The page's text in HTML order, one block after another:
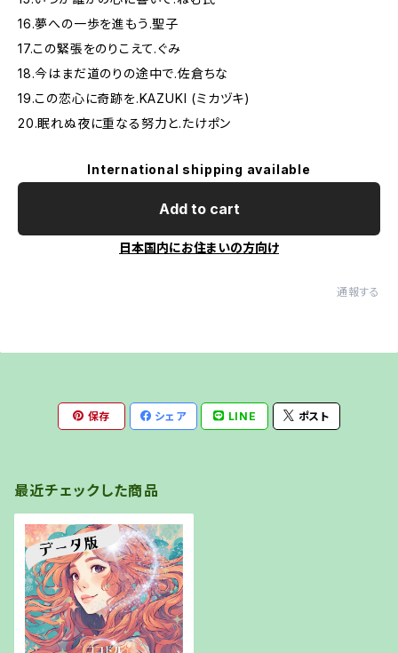
16.夢への一歩を進もう.聖子
17.この緊張をのりこえて.ぐみ
18.今はまだ道のりの途中で.佐倉ちな
19.この恋心に奇跡を.KAZUKI (ミカヅキ)
20.眠れぬ夜に重なる努力と.たけポン
International shipping available
Add to cart
日本国内にお住まいの方向け
通報する
保存 シェア LINE ポスト
最近チェックした商品